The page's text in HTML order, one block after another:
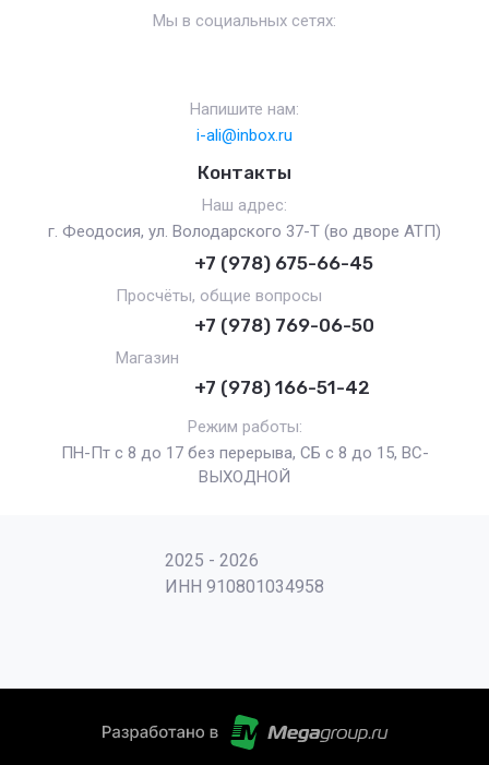
Мы в социальных сетях:
Напишите нам:
i-ali@inbox.ru
Контакты
Наш адрес:
г. Феодосия, ул. Володарского 37-Т (во дворе АТП)
+7 (978) 675-66-45
Просчёты, общие вопросы
+7 (978) 769-06-50
Магазин
+7 (978) 166-51-42
Режим работы:
ПН-Пт с 8 до 17 без перерыва, СБ с 8 до 15, ВС-
ВЫХОДНОЙ
2025 - 2026
ИНН 910801034958